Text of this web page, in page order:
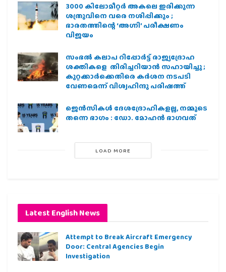
3000 കിലോമീറ്റർ അകലെ ഇരിക്കുന്ന
ശത്രുവിനെ വരെ നശിപ്പിക്കും ;
ഭാരതത്തിന്റെ ‘അഗ്നി’ പരീക്ഷണം
വിജയം
സംഭൽ കലാപ റിപ്പോർട്ട് രാജ്യദ്രോഹ
ശക്തികളെ തിരിച്ചറിയാൻ സഹായിച്ചു ;
കുറ്റക്കാർക്കെതിരെ കർശന നടപടി
വേണമെന്ന് വിശ്വഹിന്ദു പരിഷത്ത്
ജെന്‍സികള്‍ ദേശദ്രോഹികളല്ല, നമ്മുടെ
തന്നെ ഭാഗം : ഡോ. മോഹന്‍ ഭാഗവത്
LOAD MORE
Latest English News
Attempt to Break Aircraft Emergency
Door: Central Agencies Begin
Investigation